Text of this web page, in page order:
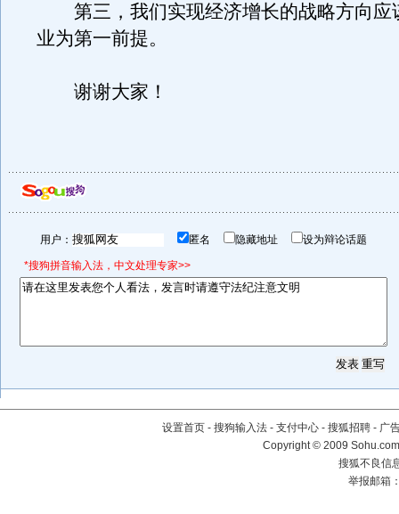
第三，我们实现经济增长的战略方向应
业为第一前提。
谢谢大家！
用户： 匿名 隐藏地址 设为辩论话题
*搜狗拼音输入法，中文处理专家>>
设置首页 - 搜狗输入法 - 支付中心 - 搜狐招聘 - 广
Copyright © 2009
搜狐不良信
举报邮箱